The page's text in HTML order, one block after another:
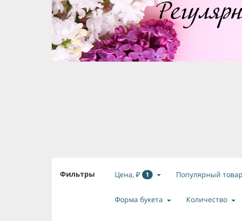
Фильтры Цена, ₽ 1 Популярный товар
Форма букета Количество